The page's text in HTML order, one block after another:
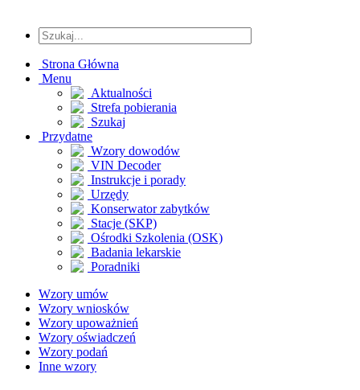
Strona Główna
Menu
Aktualności
Strefa pobierania
Szukaj
Przydatne
Wzory dowodów
VIN Decoder
Instrukcje i porady
Urzędy
Konserwator zabytków
Stacje (SKP)
Ośrodki Szkolenia (OSK)
Badania lekarskie
Poradniki
Wzory umów
Wzory wniosków
Wzory upoważnień
Wzory oświadczeń
Wzory podań
Inne wzory